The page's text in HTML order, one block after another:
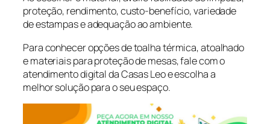
proteção, rendimento, custo-benefício, variedade
de estampas e adequação ao ambiente.
Para conhecer opções de toalha térmica, atoalhado
e materiais para proteção de mesas, fale com o
atendimento digital da Casas Leo e escolha a
melhor solução para o seu espaço.